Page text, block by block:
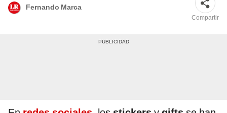
Fernando Marca
Compartir